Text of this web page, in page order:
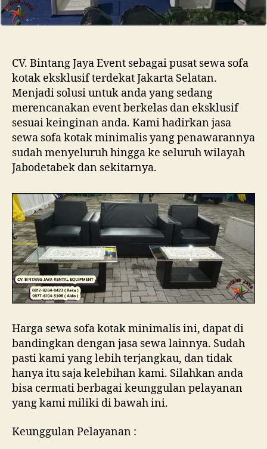
CV. Bintang Jaya Event sebagai pusat sewa sofa
kotak eksklusif terdekat Jakarta Selatan.
Menjadi solusi untuk anda yang sedang
merencanakan event berkelas dan eksklusif
sesuai keinginan anda. Kami hadirkan jasa
sewa sofa kotak minimalis yang penawarannya
sudah menyeluruh hingga ke seluruh wilayah
Jabodetabek dan sekitarnya.
Harga sewa sofa kotak minimalis ini, dapat di
bandingkan dengan jasa sewa lainnya. Sudah
pasti kami yang lebih terjangkau, dan tidak
hanya itu saja kelebihan kami. Silahkan anda
bisa cermati berbagai keunggulan pelayanan
yang kami miliki di bawah ini.
Keunggulan Pelayanan :